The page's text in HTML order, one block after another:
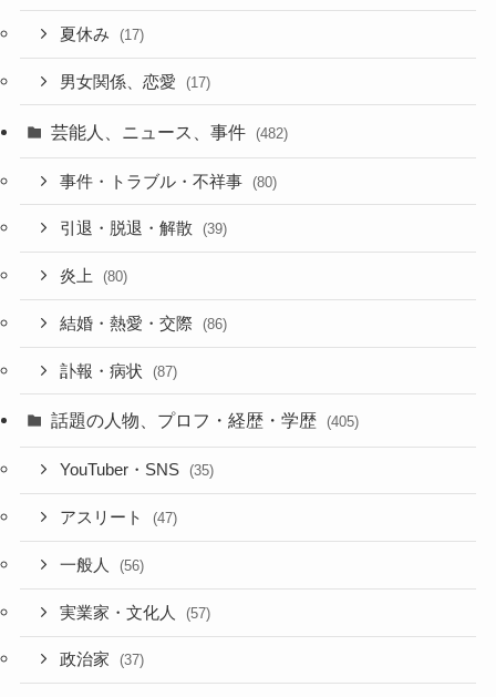
夏休み (17)
男女関係、恋愛 (17)
芸能人、ニュース、事件 (482)
事件・トラブル・不祥事 (80)
引退・脱退・解散 (39)
炎上 (80)
結婚・熱愛・交際 (86)
訃報・病状 (87)
話題の人物、プロフ・経歴・学歴 (405)
YouTuber・SNS (35)
アスリート (47)
一般人 (56)
実業家・文化人 (57)
政治家 (37)